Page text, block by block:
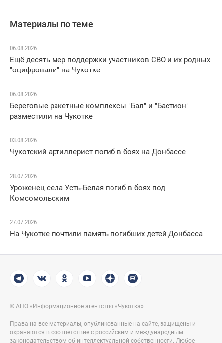
Материалы по теме
06.08.2026
Ещё десять мер поддержки участников СВО и их родных
"оцифровали" на Чукотке
06.08.2026
Береговые ракетные комплексы "Бал" и "Бастион"
разместили на Чукотке
03.08.2026
Чукотский артиллерист погиб в боях на Донбассе
28.07.2026
Уроженец села Усть-Белая погиб в боях под
Комсомольским
27.07.2026
На Чукотке почтили память погибших детей Донбасса
© АНО «Информационное агентство «Чукотка»
Права на все материалы, опубликованные на сайте, защищены и
охраняются в соответствие с российским и международным
законодательством об интеллектуальной собственности. Любое